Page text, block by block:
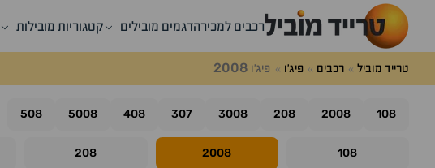
רכבים למכירהדגמים מובילים קטגוריות מובילות
טרייד מוביל רכבים פיג'ו פיג'ו 2008
108
2008
208
3008
307
408
5008
508
108
2008
208